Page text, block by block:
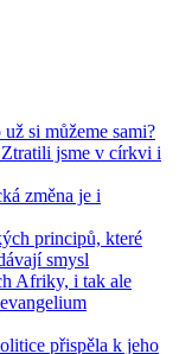
si můžeme sami?
jsme v církvi i
změna je i
principů, které
smysl
Afriky, i tak ale
přispěla k jeho